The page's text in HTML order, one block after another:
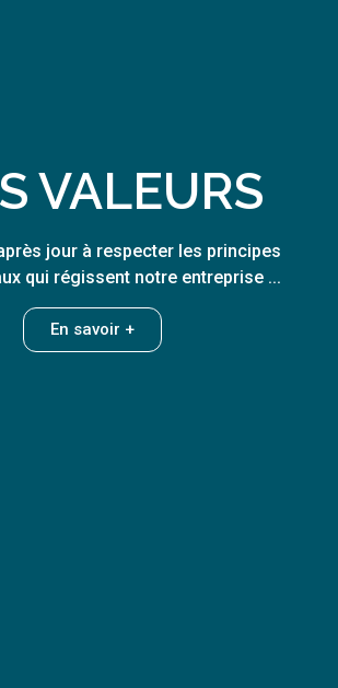
VALEURS
jour à respecter les principes
qui régissent notre entreprise ...
En savoir +